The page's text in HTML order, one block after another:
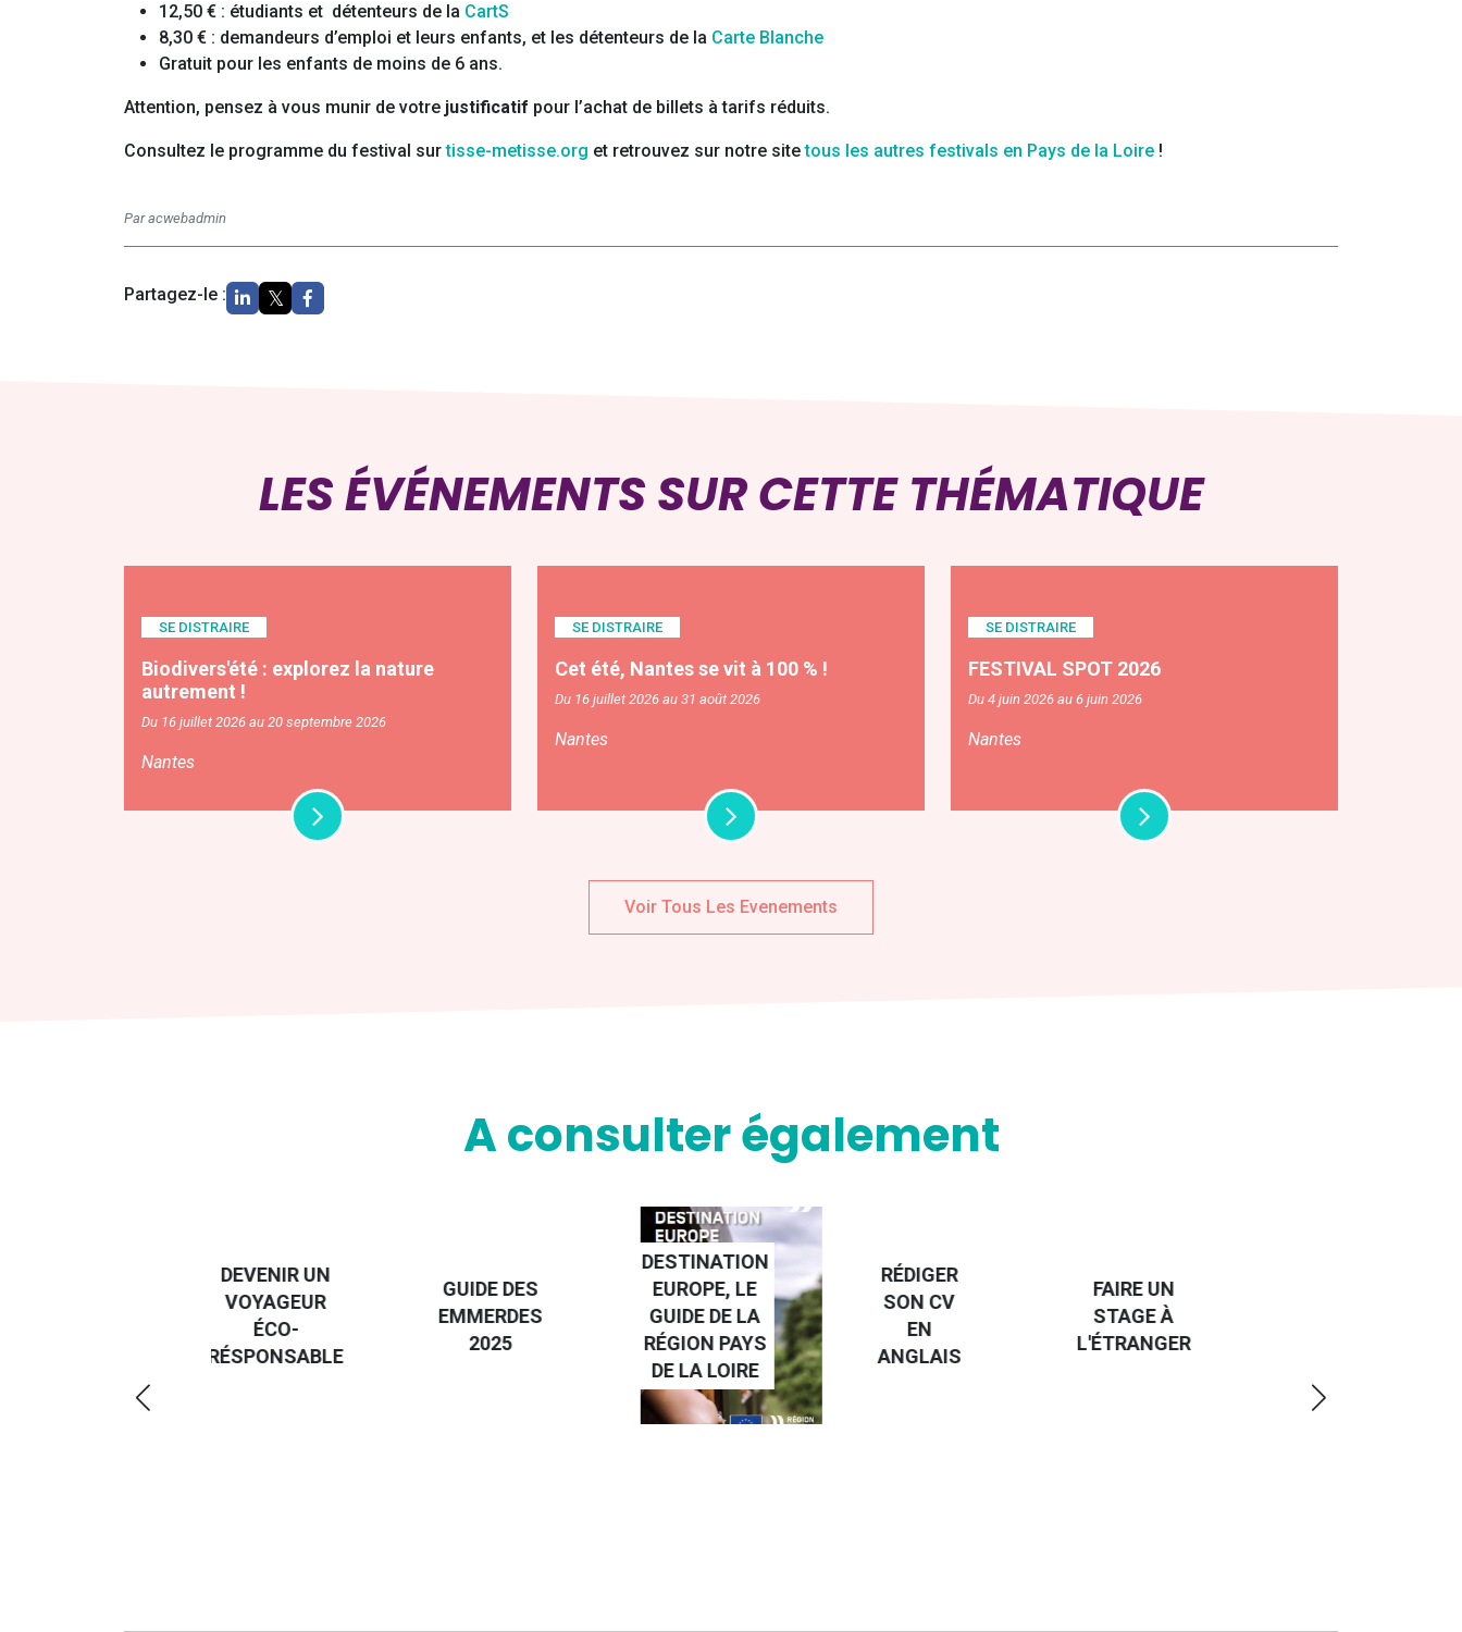
12,50 € : étudiants et détenteurs de la CartS
8,30 € : demandeurs d’emploi et leurs enfants, et les détenteurs de la Carte Blanche
Gratuit pour les enfants de moins de 6 ans.
Attention, pensez à vous munir de votre justificatif pour l’achat de billets à tarifs réduits.
Consultez le programme du festival surtisse-metisse.org et retrouvez sur notre sitetous les autres festivals en Pays de la Loire !
Par acwebadmin
Partagez-le :
LES ÉVÉNEMENTS SUR CETTE THÉMATIQUE
SE DISTRAIRE
Biodivers'été : explorez la nature
autrement !
Du 16 juillet 2026 au 20 septembre 2026
Nantes
SE DISTRAIRE
Cet été, Nantes se vit à 100 % !
Du 16 juillet 2026 au 31 août 2026
Nantes
SE DISTRAIRE
FESTIVAL SPOT 2026
Du 4 juin 2026 au 6 juin 2026
Nantes
Voir Tous Les Evenements
A consulter également
GUIDE DES
EMMERDES
2025
EUROPE, LE
GUIDE DE LA
RÉGION PAYS
RÉDIGER
SON CV
EN
ANGLAIS
FAIRE UN
STAGE À
L'ÉTRANGER
TROUVER
UN JOB À
L'ÉTRANGER